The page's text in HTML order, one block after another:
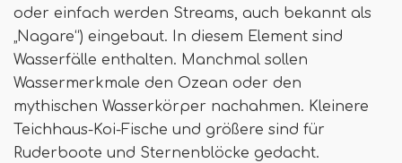
oder einfach werden Streams, auch bekannt als
„Nagare“) eingebaut. In diesem Element sind
Wasserfälle enthalten. Manchmal sollen
Wassermerkmale den Ozean oder den
mythischen Wasserkörper nachahmen. Kleinere
Teichhaus-Koi-Fische und größere sind für
Ruderboote und Sternenblöcke gedacht.